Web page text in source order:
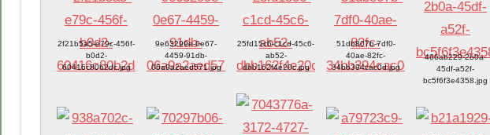
2f21b5a5-e79c-456f-
b0d2-
60416c80b2dc.jpg
9e63299e-0e67-
4459-91db-
06a9a2aed571.jpg
25fd15c6-c1cd-45c6-
ab52-
dbb162f4e20c.jpg
51db807b-7df0-
40ae-82fc-
34bb394cac0d.jpg
466ab229-2b0a-
45df-a52f-
bc5f6f3e4358.jpg